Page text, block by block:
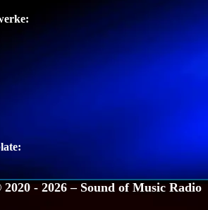
- 2026 – Sound of Music Radio